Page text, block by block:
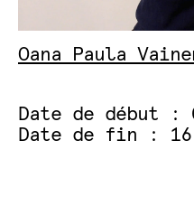
Oana Paula
Date de début :
Date de fin :